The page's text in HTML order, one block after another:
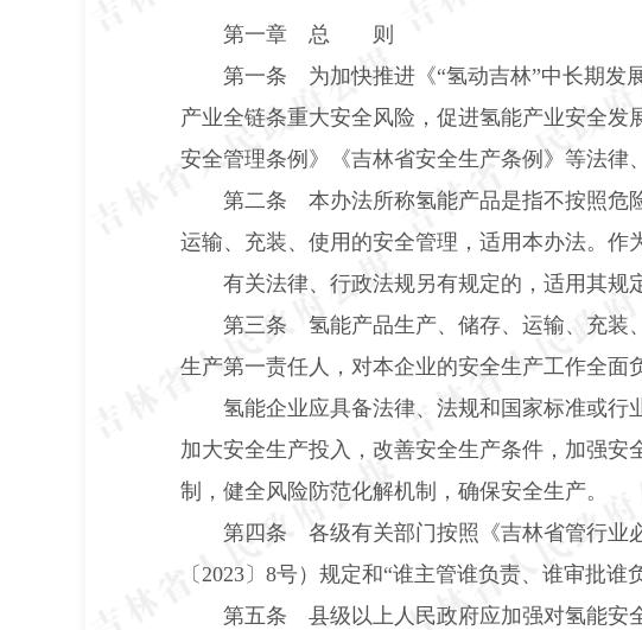
第一章 总 则
第一条 为加快推进《“氢动吉林”中长期发
产业全链条重大安全风险，促进氢能产业安全
安全管理条例》《吉林省安全生产条例》等法律
第二条 本办法所称氢能产品是指不按照危
运输、充装、使用的安全管理，适用本办法。作
有关法律、行政法规另有规定的，适用其规
第三条 氢能产品生产、储存、运输、充装
生产第一责任人，对本企业的安全生产工作全面
氢能企业应具备法律、法规和国家标准或行
加大安全生产投入，改善安全生产条件，加强
制，健全风险防范化解机制，确保安全生产。
第四条 各级有关部门按照《吉林省管行业
〔 2023 〕 8号）规定和“谁主管谁负责、谁审批谁
第五条 县级以上人民政府应加强对氢能安